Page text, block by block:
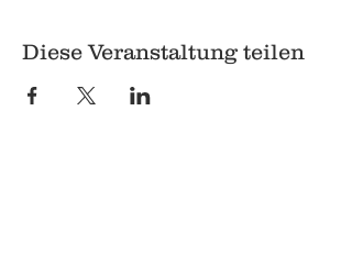
Diese Veranstaltung teilen